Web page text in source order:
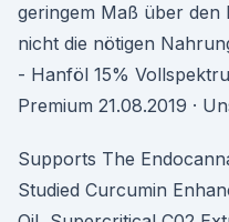
geringem Maß über den
nicht die nötigen
- Hanföl 15%
Premium 21.08.2019 ·
Supports The
Studied Curcumin